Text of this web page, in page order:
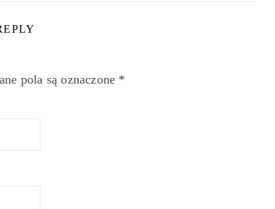
pola są oznaczone *